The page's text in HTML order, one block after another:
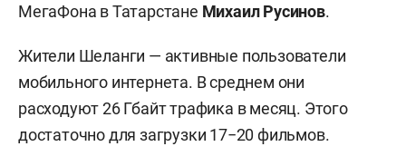
МегаФона в Татарстане Михаил Русинов.
Жители Шеланги — активные пользователи
мобильного интернета. В среднем они
расходуют 26 Гбайт трафика в месяц. Этого
достаточно для загрузки 17−20 фильмов.